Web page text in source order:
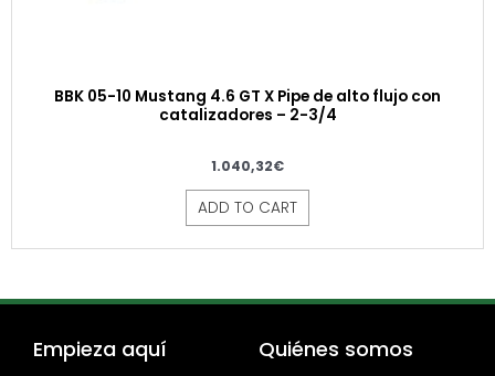
BBK 05-10 Mustang 4.6 GT X Pipe de alto flujo con
catalizadores – 2-3/4
1.040,32€
ADD TO CART
Empieza aquí Quiénes somos